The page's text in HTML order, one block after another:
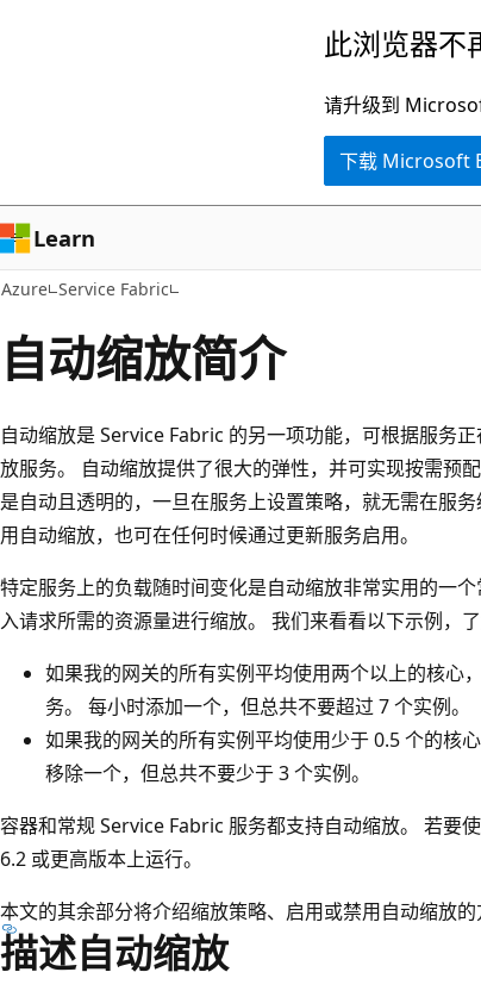
容
此浏览器不
请升级到
下载 Microsoft
Learn
Azure Service Fabric
自动缩放简介
自动缩放是 Service Fabric 的另一项功能，可根据服务
放服务。 自动缩放提供了很大的弹性，并可实现按需预
是自动且透明的，一旦在服务上设置策略，就无需在服
用自动缩放，也可在任何时候通过更新服务启用。
特定服务上的负载随时间变化是自动缩放非常实用的一
入请求所需的资源量进行缩放。 我们来看看以下示例，了
如果我的网关的所有实例平均使用两个以上的核心
务。 每小时添加一个，但总共不要超过 7 个实例。
如果我的网关的所有实例平均使用少于 0.5 个的核
移除一个，但总共不要少于 3 个实例。
容器和常规 Service Fabric 服务都支持自动缩放。 若要
6.2 或更高版本上运行。
本文的其余部分将介绍缩放策略、启用或禁用自动缩放的
描述自动缩放